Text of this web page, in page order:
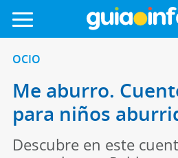
OCIO
Me aburro.
para niños
Descubre en este